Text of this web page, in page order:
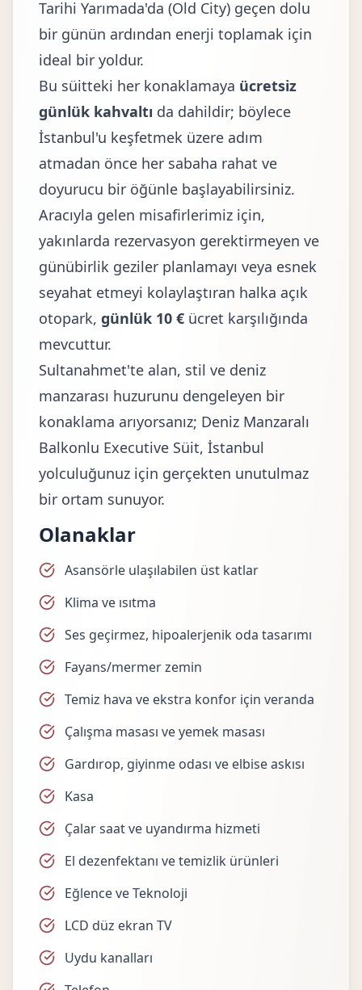
Tarihi Yarımada'da (Old City) geçen dolu
bir günün ardından enerji toplamak için
ideal bir yoldur.
Bu süitteki her konaklamaya ücretsiz
günlük kahvaltı da dahildir; böylece
İstanbul'u keşfetmek üzere adım
atmadan önce her sabaha rahat ve
doyurucu bir öğünle başlayabilirsiniz.
Aracıyla gelen misafirlerimiz için,
yakınlarda rezervasyon gerektirmeyen ve
günübirlik geziler planlamayı veya esnek
seyahat etmeyi kolaylaştıran halka açık
otopark, günlük 10 € ücret karşılığında
mevcuttur.
Sultanahmet'te alan, stil ve deniz
manzarası huzurunu dengeleyen bir
konaklama arıyorsanız; Deniz Manzaralı
Balkonlu Executive Süit, İstanbul
yolculuğunuz için gerçekten unutulmaz
bir ortam sunuyor.
Olanaklar
Asansörle ulaşılabilen üst katlar
Klima ve ısıtma
Ses geçirmez, hipoalerjenik oda tasarımı
Fayans/mermer zemin
Temiz hava ve ekstra konfor için veranda
Çalışma masası ve yemek masası
Gardırop, giyinme odası ve elbise askısı
Kasa
Çalar saat ve uyandırma hizmeti
El dezenfektanı ve temizlik ürünleri
Eğlence ve Teknoloji
LCD düz ekran TV
Uydu kanalları